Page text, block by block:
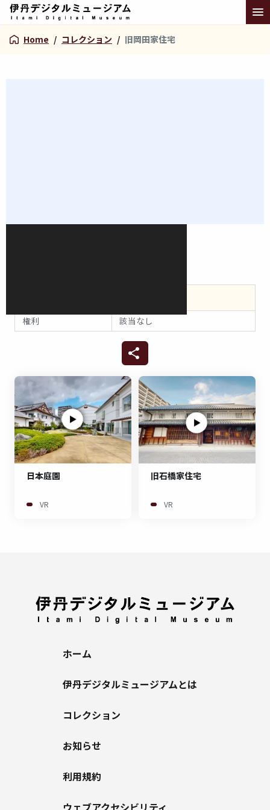
Home / コレクション / 旧岡田家住宅
権利 該当なし
日本庭園
VR
旧石橋家住宅
VR
ホーム
伊丹デジタルミュージアムとは
コレクション
お知らせ
利用規約
ウェブアクセシビリティ